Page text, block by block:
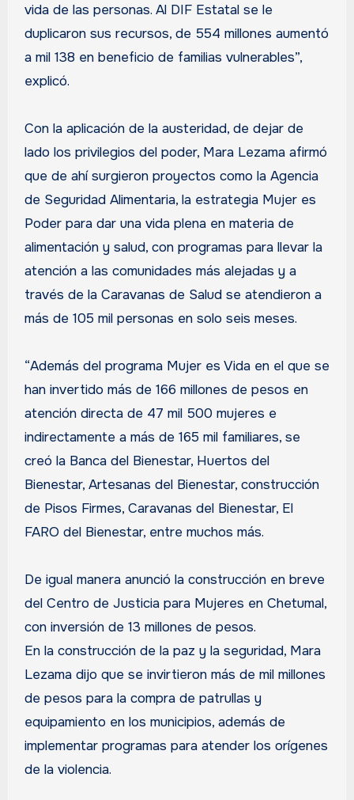
vida de las personas. Al DIF Estatal se le
duplicaron sus recursos, de 554 millones aumentó
a mil 138 en beneficio de familias vulnerables”,
explicó.
Con la aplicación de la austeridad, de dejar de
lado los privilegios del poder, Mara Lezama afirmó
que de ahí surgieron proyectos como la Agencia
de Seguridad Alimentaria, la estrategia Mujer es
Poder para dar una vida plena en materia de
alimentación y salud, con programas para llevar la
atención a las comunidades más alejadas y a
través de la Caravanas de Salud se atendieron a
más de 105 mil personas en solo seis meses.
“Además del programa Mujer es Vida en el que se
han invertido más de 166 millones de pesos en
atención directa de 47 mil 500 mujeres e
indirectamente a más de 165 mil familiares, se
creó la Banca del Bienestar, Huertos del
Bienestar, Artesanas del Bienestar, construcción
de Pisos Firmes, Caravanas del Bienestar, El
FARO del Bienestar, entre muchos más.
De igual manera anunció la construcción en breve
del Centro de Justicia para Mujeres en Chetumal,
con inversión de 13 millones de pesos.
En la construcción de la paz y la seguridad, Mara
Lezama dijo que se invirtieron más de mil millones
de pesos para la compra de patrullas y
equipamiento en los municipios, además de
implementar programas para atender los orígenes
de la violencia.